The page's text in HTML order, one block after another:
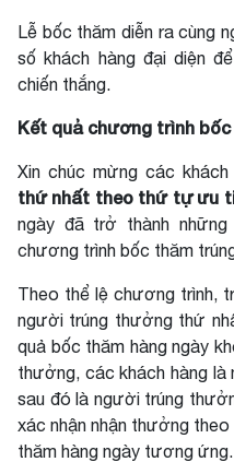
Lễ bốc thăm diễn ra cùng
số khách hàng đại diện
chiến thắng.
Kết quả chương trình
Xin chúc mừng các khách
thứ nhất theo thứ tự ưu
ngày đã trở thành
chương trình bốc thăm
Theo thể lệ chương trình,
người trúng thưởng thứ
quả bốc thăm hàng ngày
thưởng, các khách hàng
sau đó là người trúng
xác nhận nhận thưởng
thăm hàng ngày tương ứng.